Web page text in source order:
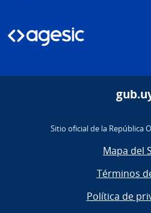
Sitio oficial de la República
Mapa del
Términos
Política de